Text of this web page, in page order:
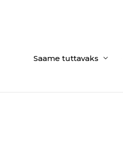
Saame tuttavaks